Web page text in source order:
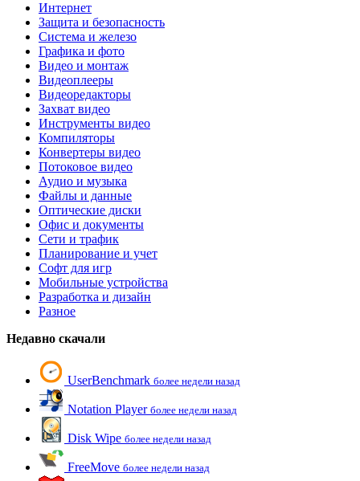
Интернет
Защита и безопасность
Система и железо
Графика и фото
Видео и монтаж
Видеоплееры
Видеоредакторы
Захват видео
Инструменты видео
Компиляторы
Конвертеры видео
Потоковое видео
Аудио и музыка
Файлы и данные
Оптические диски
Офис и документы
Сети и трафик
Планирование и учет
Софт для игр
Мобильные устройства
Разработка и дизайн
Разное
Недавно скачали
UserBenchmark более недели назад
Notation Player более недели назад
Disk Wipe более недели назад
FreeMove более недели назад